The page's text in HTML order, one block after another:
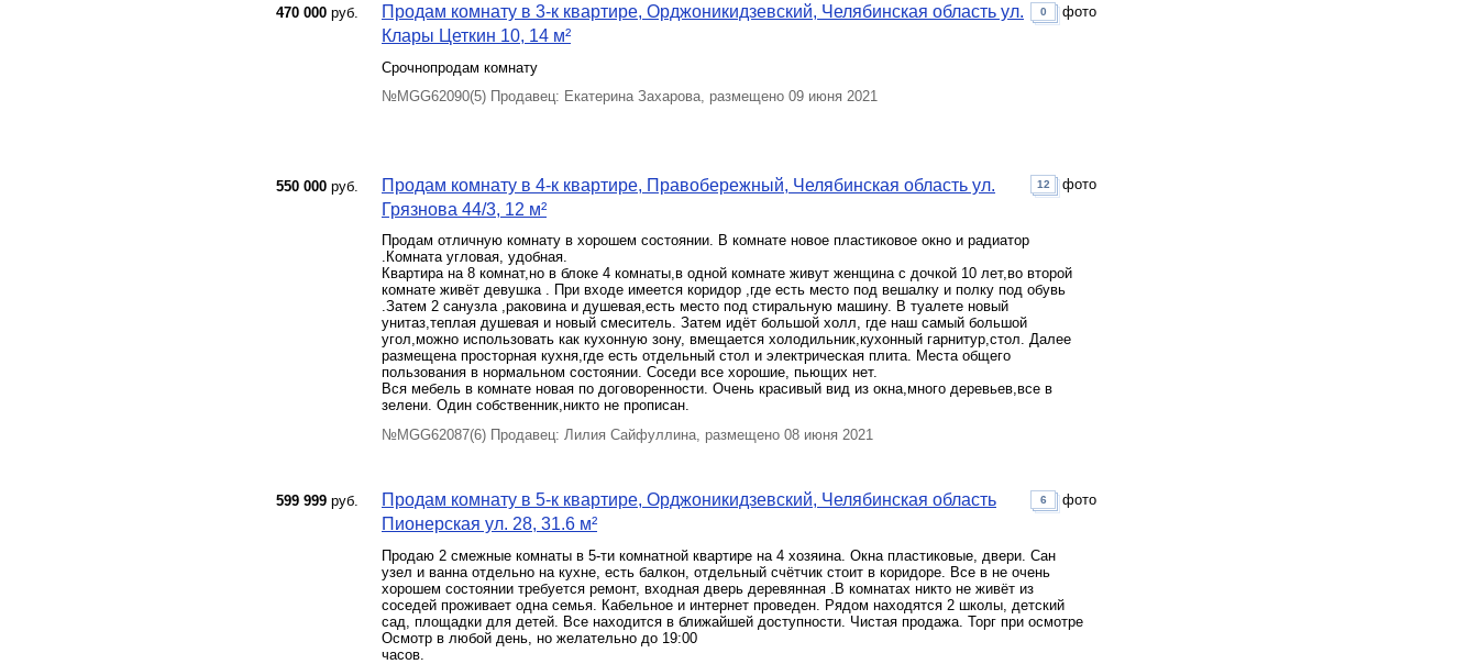
470 000 руб.
Продам комнату в 3-к квартире, Орджоникидзевский, Челябинская область ул.
Клары Цеткин 10, 14 м²
Срочнопродам комнату
0 фото
№MGG62090(5) Продавец: Екатерина Захарова, размещено 09 июня 2021
550 000 руб.
Продам комнату в 4-к квартире, Правобережный, Челябинская область ул.
Грязнова 44/3, 12 м²
Продам отличную комнату в хорошем состоянии. В комнате новое пластиковое окно и радиатор
.Комната угловая, удобная.
Квартира на 8 комнат,но в блоке 4 комнаты,в одной комнате живут женщина с дочкой 10 лет,во второй
комнате живёт девушка . При входе имеется коридор ,где есть место под вешалку и полку под обувь
.Затем 2 санузла ,раковина и душевая,есть место под стиральную машину. В туалете новый
унитаз,теплая душевая и новый смеситель. Затем идёт большой холл, где наш самый большой
угол,можно использовать как кухонную зону, вмещается холодильник,кухонный гарнитур,стол. Далее
размещена просторная кухня,где есть отдельный стол и электрическая плита. Места общего
пользования в нормальном состоянии. Соседи все хорошие, пьющих нет.
Вся мебель в комнате новая по договоренности. Очень красивый вид из окна,много деревьев,все в
зелени. Один собственник,никто не прописан.
12 фото
№MGG62087(6) Продавец: Лилия Сайфуллина, размещено 08 июня 2021
599 999 руб.
Продам комнату в 5-к квартире, Орджоникидзевский, Челябинская область
Пионерская ул. 28, 31.6 м²
Продаю 2 смежные комнаты в 5-ти комнатной квартире на 4 хозяина. Окна пластиковые, двери. Сан
узел и ванна отдельно на кухне, есть балкон, отдельный счётчик стоит в коридоре. Все в не очень
хорошем состоянии требуется ремонт, входная дверь деревянная .В комнатах никто не живёт из
соседей проживает одна семья. Кабельное и интернет проведен. Рядом находятся 2 школы, детский
сад, площадки для детей. Все находится в ближайшей доступности. Чистая продажа. Торг при осмотре
Осмотр в любой день, но желательно до 19:00
часов.
6 фото